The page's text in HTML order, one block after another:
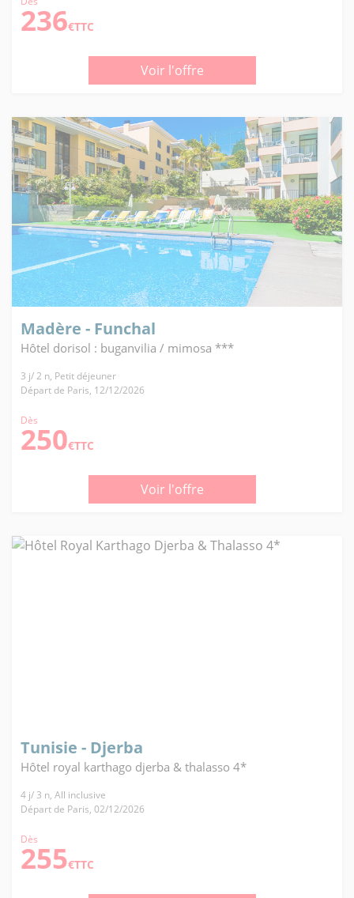
236€TTC
Voir l'offre
Madère - Funchal
Hôtel dorisol : buganvilia / mimosa ***
3 j/ 2 n, Petit déjeuner
Départ de Paris, 12/12/2026
Dès
250€TTC
Voir l'offre
Tunisie - Djerba
Hôtel royal karthago djerba & thalasso 4*
4 j/ 3 n, All inclusive
Départ de Paris, 02/12/2026
Dès
255€TTC